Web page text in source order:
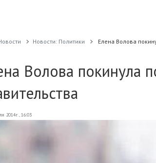
Новости: Политики Елена Волова
Волова покинула
2014г., 16:03